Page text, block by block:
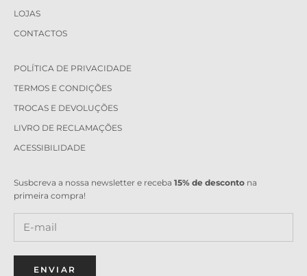
LOJAS
CONTACTOS
POLÍTICA DE PRIVACIDADE
TERMOS E CONDIÇÕES
TROCAS E DEVOLUÇÕES
LIVRO DE RECLAMAÇÕES
ACESSIBILIDADE
Susbcreva a nossa newsletter e receba 15% de desconto na
primeira compra!
ENVIAR